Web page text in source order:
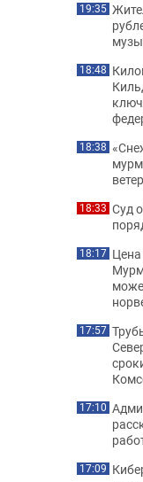
19:35
18:48
18:38
18:33 Суд
18:17
17:57
17:10
17:09